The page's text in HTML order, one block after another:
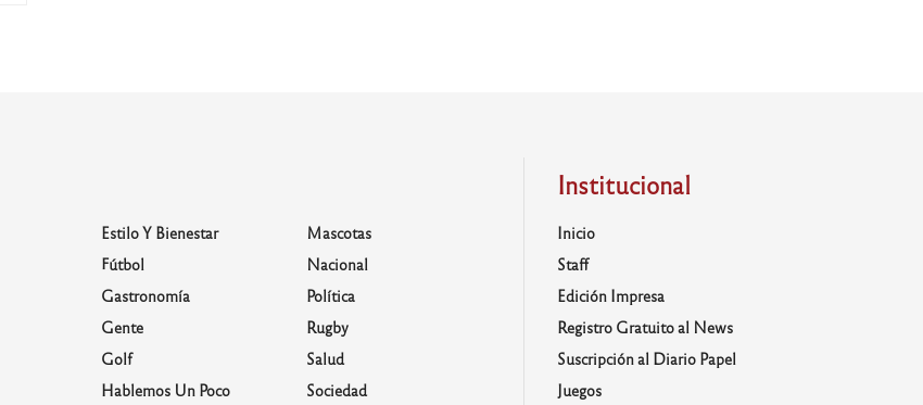
Estilo Y Bienestar
Fútbol
Gastronomía
Gente
Golf
Hablemos Un Poco
Mascotas
Nacional
Política
Rugby
Salud
Sociedad
Institucional
Inicio
Staff
Edición Impresa
Registro Gratuito al News
Suscripción al Diario Papel
Juegos